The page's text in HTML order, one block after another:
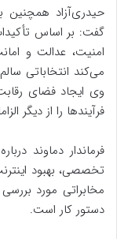
حیدری‌آزاد همچنین
گفت: بر اساس
امنیت، عدالت و
می‌کند انتخاباتی
وی ایجاد فضای
فرآیندها را از دیگر
فرماندار دماوند
تخصصی، بهبود
مخابراتی مورد
دستور کار است.